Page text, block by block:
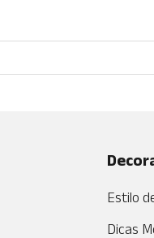
Estilo
Dicas